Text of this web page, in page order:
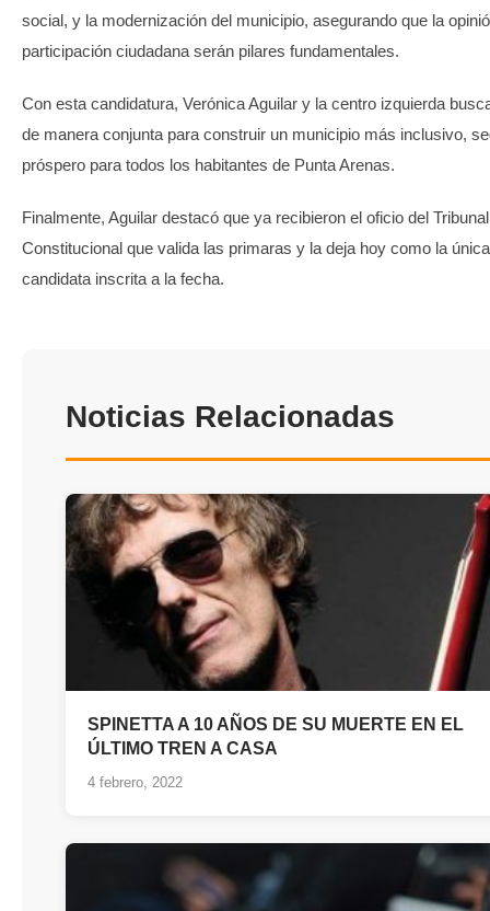
social, y la modernización del municipio, asegurando que la
participación ciudadana serán pilares fundamentales.
Con esta candidatura, Verónica Aguilar y la centro izquierda
de manera conjunta para construir un municipio más inclusivo,
próspero para todos los habitantes de Punta Arenas.
Finalmente, Aguilar destacó que ya recibieron el oficio del Tribunal
Constitucional que valida las primaras y la deja hoy como la única
candidata inscrita a la fecha.
Noticias Relacionadas
SPINETTA A 10 AÑOS DE SU MUERTE EN EL
ÚLTIMO TREN A CASA
4 febrero, 2022